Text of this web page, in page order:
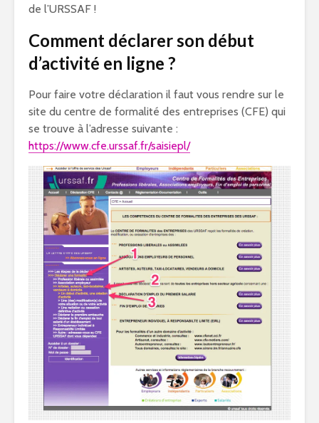
de l’URSSAF !
Comment déclarer son début
d’activité en ligne ?
Pour faire votre déclaration il faut vous rendre sur le
site du centre de formalité des entreprises (CFE) qui
se trouve à l’adresse suivante :
https://www.cfe.urssaf.fr/saisiepl/